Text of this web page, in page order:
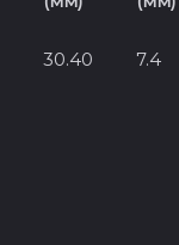
30.40 7.4